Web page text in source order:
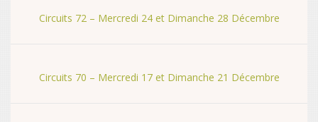
Circuits 72 – Mercredi 24 et Dimanche 28 Décembre
Circuits 70 – Mercredi 17 et Dimanche 21 Décembre